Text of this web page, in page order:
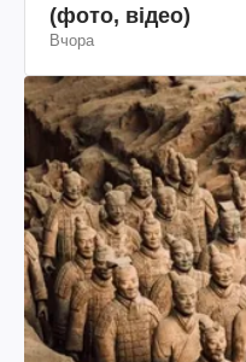
(фото, відео)
Вчора